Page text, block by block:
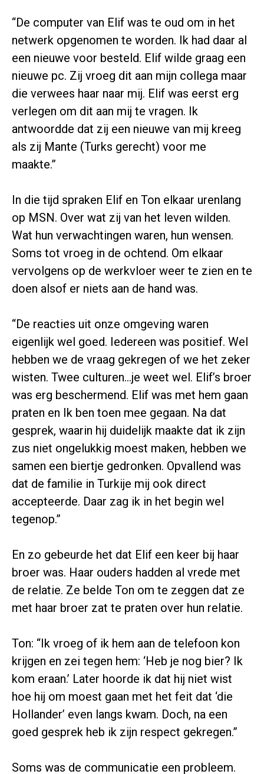
“De computer van Elif was te oud om in het
netwerk opgenomen te worden. Ik had daar al
een nieuwe voor besteld. Elif wilde graag een
nieuwe pc. Zij vroeg dit aan mijn collega maar
die verwees haar naar mij. Elif was eerst erg
verlegen om dit aan mij te vragen. Ik
antwoordde dat zij een nieuwe van mij kreeg
als zij Mante (Turks gerecht) voor me
maakte.”
In die tijd spraken Elif en Ton elkaar urenlang
op MSN. Over wat zij van het leven wilden.
Wat hun verwachtingen waren, hun wensen.
Soms tot vroeg in de ochtend. Om elkaar
vervolgens op de werkvloer weer te zien en te
doen alsof er niets aan de hand was.
“De reacties uit onze omgeving waren
eigenlijk wel goed. Iedereen was positief. Wel
hebben we de vraag gekregen of we het zeker
wisten. Twee culturen…je weet wel. Elif’s broer
was erg beschermend. Elif was met hem gaan
praten en Ik ben toen mee gegaan. Na dat
gesprek, waarin hij duidelijk maakte dat ik zijn
zus niet ongelukkig moest maken, hebben we
samen een biertje gedronken. Opvallend was
dat de familie in Turkije mij ook direct
accepteerde. Daar zag ik in het begin wel
tegenop.”
En zo gebeurde het dat Elif een keer bij haar
broer was. Haar ouders hadden al vrede met
de relatie. Ze belde Ton om te zeggen dat ze
met haar broer zat te praten over hun relatie.
Ton: “Ik vroeg of ik hem aan de telefoon kon
krijgen en zei tegen hem: ‘Heb je nog bier? Ik
kom eraan.’ Later hoorde ik dat hij niet wist
hoe hij om moest gaan met het feit dat ‘die
Hollander’ even langs kwam. Doch, na een
goed gesprek heb ik zijn respect gekregen.”
Soms was de communicatie een probleem.